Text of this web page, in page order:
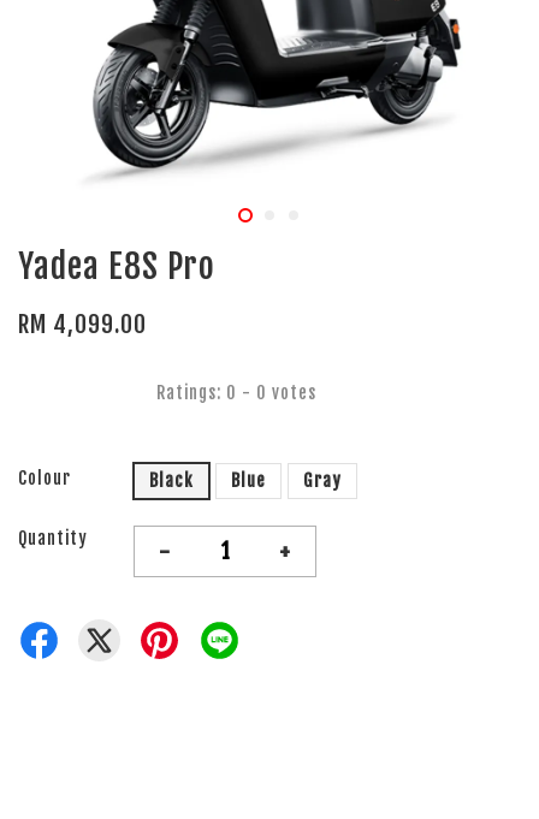
Yadea E8S Pro
RM 4,099.00
Ratings: 0 - 0 votes
Colour Black Blue Gray
Quantity - +